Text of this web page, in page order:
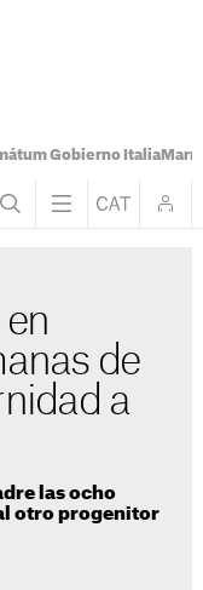
Gobierno Italia
de
a
las ocho
otro progenitor